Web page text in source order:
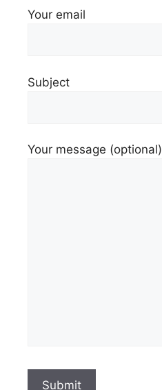
Your email
Subject
Your message (optional)